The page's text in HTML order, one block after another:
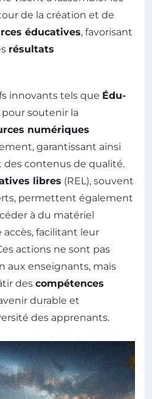
de la création et de
éducatives, favorisant
résultats
innovants tels que Édu-
soutenir la
numériques
garantissant ainsi
des contenus de qualité.
libres (REL), souvent
permettent également
à du matériel
facilitant leur
actions ne sont pas
aux enseignants, mais
des compétences
durable et
des apprenants.